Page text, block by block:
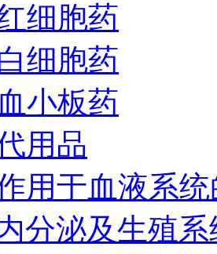
细胞药
细胞药
小板药
用品
用于血液系
分泌及生殖